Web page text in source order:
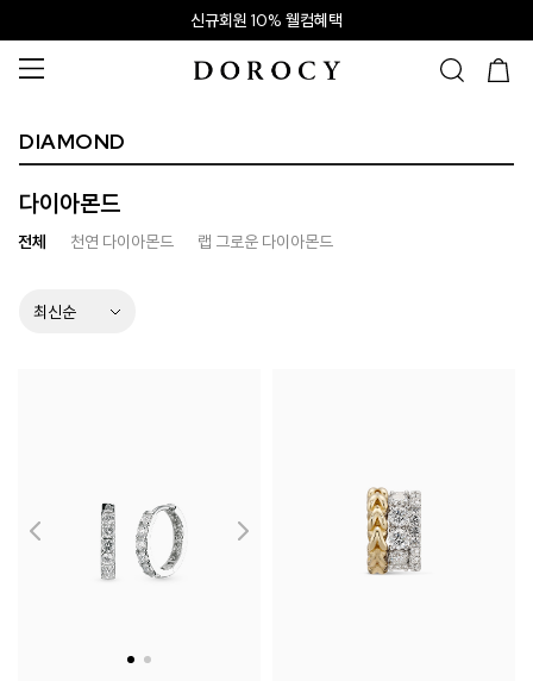
신규회원 10% 웰컴혜택
DIAMOND
다이아몬드
전체 천연 다이아몬드 랩 그로운 다이아몬드